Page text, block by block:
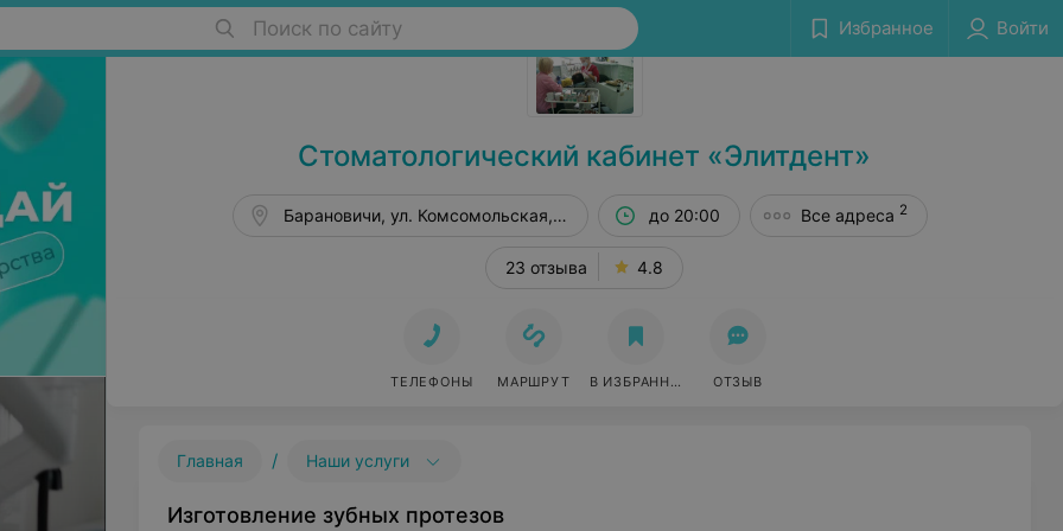
Поиск по сайту Избранное Войти
Стоматология в Барановичах Сообщить об ошибке
Стоматологический кабинет «Элитдент»
Барановичи, ул. Комсомольская, 22 до 20:00 Все адреса 2
23 отзыва 4.8
ТЕЛЕФОНЫ МАРШРУТ В ИЗБРАННОЕ ОТЗЫВ
Главная / Наши услуги
Изготовление зубных протезов